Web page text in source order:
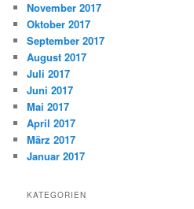
November 2017
Oktober 2017
September 2017
August 2017
Juli 2017
Juni 2017
Mai 2017
April 2017
März 2017
Januar 2017
KATEGORIEN